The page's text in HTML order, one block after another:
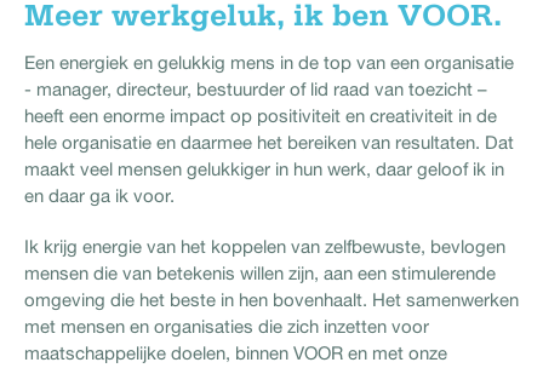
Meer werkgeluk, ik ben VOOR.
Een energiek en gelukkig mens in de top van een organisatie
- manager, directeur, bestuurder of lid raad van toezicht –
heeft een enorme impact op positiviteit en creativiteit in de
hele organisatie en daarmee het bereiken van resultaten. Dat
maakt veel mensen gelukkiger in hun werk, daar geloof ik in
en daar ga ik voor.
Ik krijg energie van het koppelen van zelfbewuste, bevlogen
mensen die van betekenis willen zijn, aan een stimulerende
omgeving die het beste in hen bovenhaalt. Het samenwerken
met mensen en organisaties die zich inzetten voor
maatschappelijke doelen, binnen VOOR en met onze